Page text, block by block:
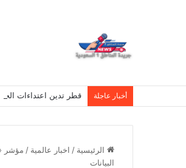
أخبار عاجلة قطر تدين اعتداءات
الرئيسية / اخبار عالمية / مؤشر
البيانات